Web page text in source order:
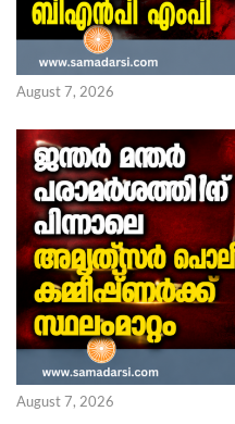
August 7, 2026
August 7, 2026